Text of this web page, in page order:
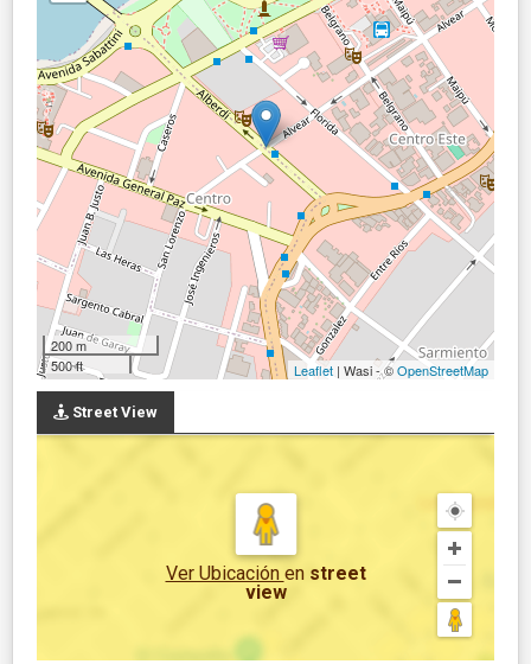
200 m
500 ft
Leaflet | Wasi - ©OpenStreetMap
Street View
Ver Ubicación en street
view